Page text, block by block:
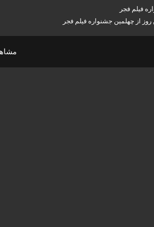
فیلم فجر
روز از چهلمین جشنواره فیلم فجر